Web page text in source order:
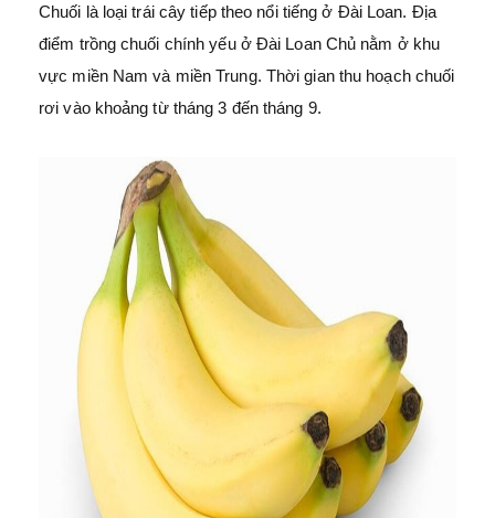
Chuối là loại trái cây tiếp theo nổi tiếng ở Đài Loan. Địa
điểm trồng chuối chính yếu ở Đài Loan Chủ nằm ở khu
vực miền Nam và miền Trung. Thời gian thu hoạch chuối
rơi vào khoảng từ tháng 3 đến tháng 9.